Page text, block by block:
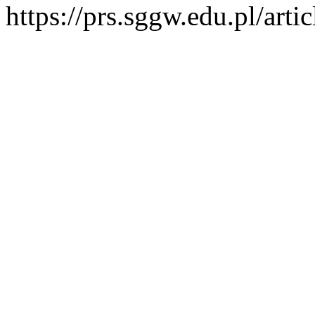
https://prs.sggw.edu.pl/